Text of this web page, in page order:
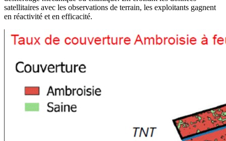
satellitaires avec les observations de terrain, les exploitants gagnent
en réactivité et en efficacité.